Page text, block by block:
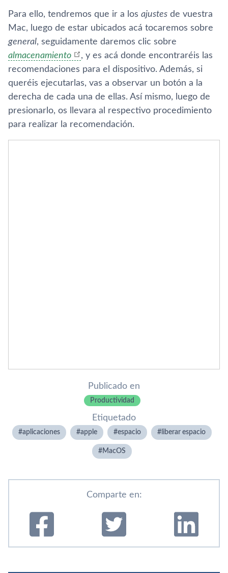
Para ello, tendremos que ir a los ajustes de vuestra
Mac, luego de estar ubicados acá tocaremos sobre
general, seguidamente daremos clic sobre
almacenamiento
, y es acá donde encontraréis las
recomendaciones para el dispositivo. Además, si
queréis ejecutarlas, vas a observar un botón a la
derecha de cada una de ellas. Así mismo, luego de
presionarlo, os llevara al respectivo procedimiento
para realizar la recomendación.
Publicado en
Productividad
Etiquetado
aplicaciones apple espacio liberar espacio
MacOS
Comparte en: